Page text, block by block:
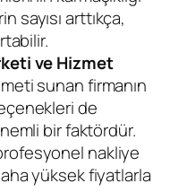
sayısı arttıkça,
ve Hizmet
sunan firmanın
de
bir faktördür.
nakliye
yüksek fiyatlarla